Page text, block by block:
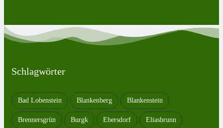
Schlagwörter
Bad Lobenstein Blankenberg Blankenstein
Brennersgrün Burgk Ebersdorf Eliasbrunn